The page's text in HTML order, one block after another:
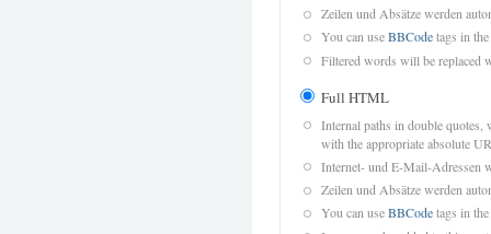
Zeilen und Absätze werden
You can useBBCodetags in
Filtered words will be replaced
Full HTML
Internal paths in double quotes,
with the appropriate absolute
Internet- und E-Mail-Adressen
Zeilen und Absätze werden
You can useBBCodetags in